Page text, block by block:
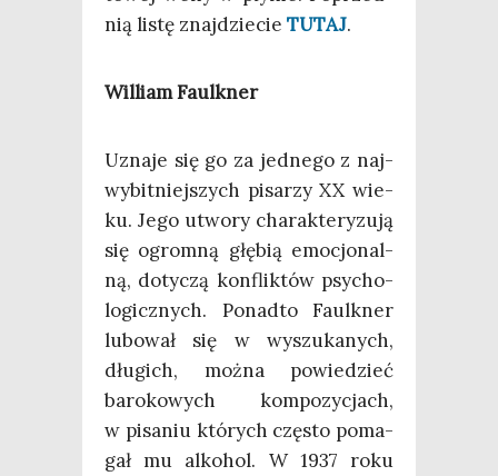
nią listę znaj­dzie­cie TUTAJ.
Wil­liam Faulkner
Uzna­je się go za jed­ne­go z naj­
wy­bit­niej­szych pisa­rzy XX wie­
ku. Jego utwo­ry cha­rak­te­ry­zu­ją
się ogrom­ną głę­bią emo­cjo­nal­
ną, doty­czą kon­flik­tów psy­cho­
lo­gicz­nych. Ponad­to Faulk­ner
lubo­wał się w wyszu­ka­nych,
dłu­gich, moż­na powie­dzieć
baro­ko­wych kom­po­zy­cjach,
w pisa­niu któ­rych czę­sto poma­
gał mu alko­hol. W 1937 roku